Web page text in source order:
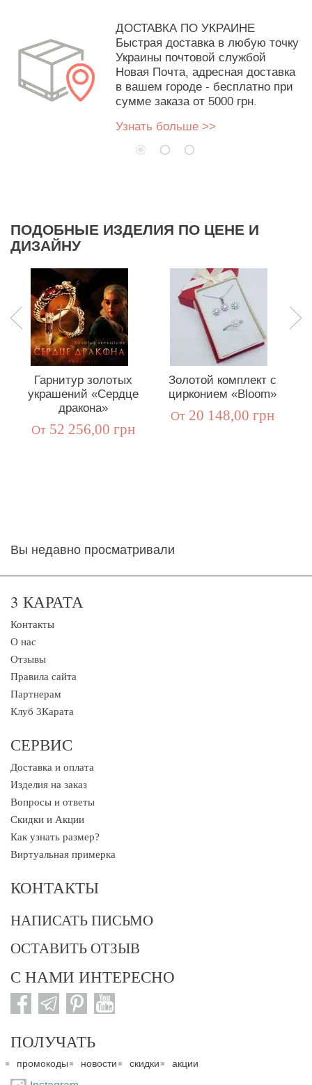
ДОСТАВКА ПО УКРАИНЕ
Быстрая доставка в любую точку
Украины почтовой службой
Новая Почта, адресная доставка
в вашем городе - бесплатно при
сумме заказа от 5000 грн.
Узнать больше >>
ПОДОБНЫЕ ИЗДЕЛИЯ ПО ЦЕНЕ И
ДИЗАЙНУ
Гарнитур золотых
украшений «Сердце
дракона»
Oт 52 256,00 грн
Золотой комплект с
цирконием «Bloom»
Oт 20 148,00 грн
Вы недавно просматривали
3 КАРАТА
Контакты
О нас
Отзывы
Правила сайта
Партнерам
Клуб 3Карата
СЕРВИС
Доставка и оплата
Изделия на заказ
Вопросы и ответы
Скидки и Акции
Как узнать размер?
Виртуальная примерка
КОНТАКТЫ
НАПИСАТЬ ПИСЬМО
ОСТАВИТЬ ОТЗЫВ
С НАМИ ИНТЕРЕСНО
ПОЛУЧАТЬ
промокоды новости скидки акции